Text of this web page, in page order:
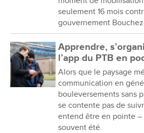
seulement 16 mois
gouvernement
Apprendre,
l’app du PTB en
Alors que le paysage
communication en
bouleversements sans
se contente pas de
entend être en pointe –
souvent été.